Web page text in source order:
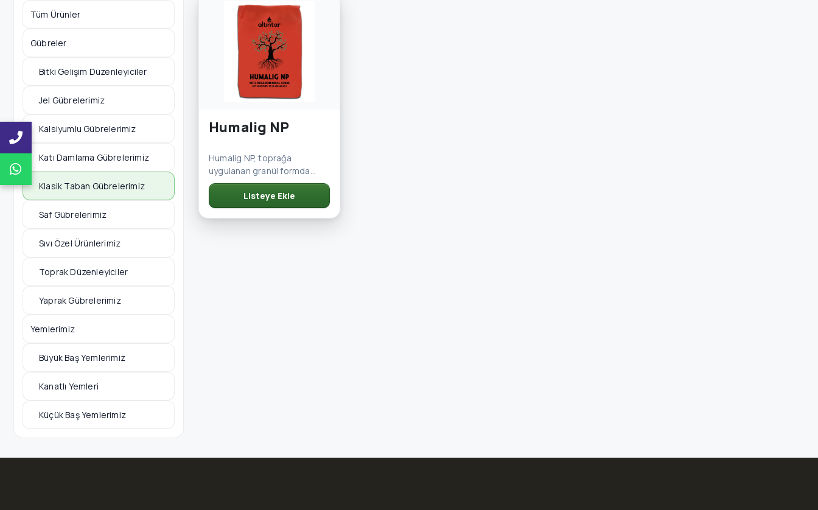
Tüm Ürünler
Gübreler
Bitki Gelişim Düzenleyiciler
Jel Gübrelerimiz
Kalsiyumlu Gübrelerimiz
Katı Damlama Gübrelerimiz
Klasik Taban Gübrelerimiz
Saf Gübrelerimiz
Sıvı Özel Ürünlerimiz
Toprak Düzenleyiciler
Yaprak Gübrelerimiz
Yemlerimiz
Büyük Baş Yemlerimiz
Kanatlı Yemleri
Küçük Baş Yemlerimiz
Humalig NP
Humalig NP, toprağa
uygulanan granül formda
doğal humik asit içeren bir
toprak ıslahı ürünüdür.…
Listeye Ekle